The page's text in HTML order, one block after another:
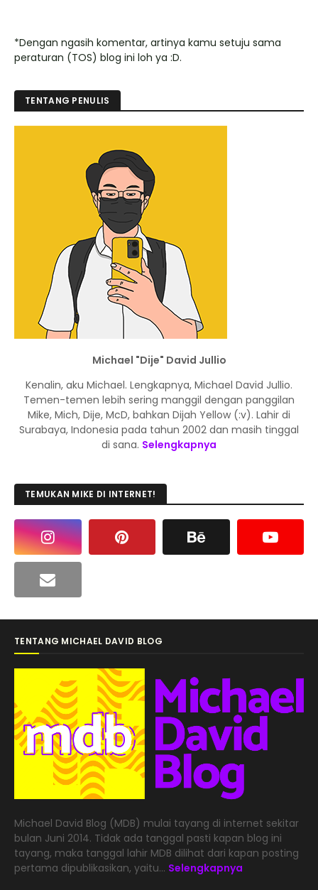
*Dengan ngasih komentar, artinya kamu setuju sama
peraturan (TOS) blog ini loh ya :D.
TENTANG PENULIS
Michael "Dije" David Jullio
Kenalin, aku Michael. Lengkapnya, Michael David Jullio.
Temen-temen lebih sering manggil dengan panggilan
Mike, Mich, Dije, McD, bahkan Dijah Yellow (:v). Lahir di
Surabaya, Indonesia pada tahun 2002 dan masih tinggal
di sana. Selengkapnya
TEMUKAN MIKE DI INTERNET!
TENTANG MICHAEL DAVID BLOG
Michael David Blog (MDB) mulai tayang di internet sekitar
bulan Juni 2014. Tidak ada tanggal pasti kapan blog ini
tayang, maka tanggal lahir MDB dilihat dari kapan posting
pertama dipublikasikan, yaitu... Selengkapnya